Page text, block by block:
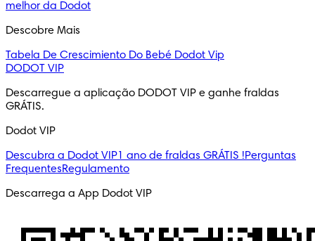
melhor da Dodot
Descobre Mais
Tabela De Crescimiento Do Bebé Dodot Vip
DODOT VIP
Descarregue a aplicação DODOT VIP e ganhe fraldas
GRÁTIS.
Dodot VIP
Descubra a Dodot VIP1 ano de fraldas GRÁTIS !Perguntas
FrequentesRegulamento
Descarrega a App Dodot VIP